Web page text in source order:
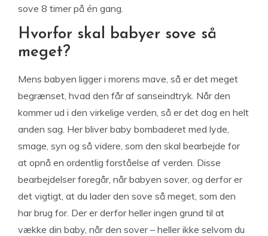
sove 8 timer på én gang.
Hvorfor skal babyer sove så
meget?
Mens babyen ligger i morens mave, så er det meget
begrænset, hvad den får af sanseindtryk. Når den
kommer ud i den virkelige verden, så er det dog en helt
anden sag. Her bliver baby bombaderet med lyde,
smage, syn og så videre, som den skal bearbejde for
at opnå en ordentlig forståelse af verden. Disse
bearbejdelser foregår, når babyen sover, og derfor er
det vigtigt, at du lader den sove så meget, som den
har brug for. Der er derfor heller ingen grund til at
vække din baby, når den sover – heller ikke selvom du